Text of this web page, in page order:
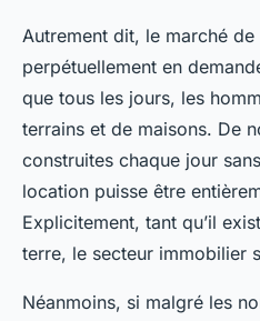
Autrement dit, le marché de
perpétuellement en
que tous les jours, les
terrains et de maisons. De
construites chaque jour
location puisse être
Explicitement, tant qu’il
terre, le secteur immobilier
Néanmoins, si malgré les